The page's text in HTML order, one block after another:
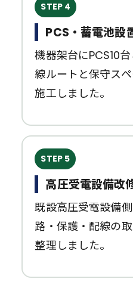
STEP 4
PCS・蓄電池設
機器架台にPCS10
線ルートと保守ス
施工しました。
STEP 5
高圧受電設備改
既設高圧受電設備
路・保護・配線の
整理しました。